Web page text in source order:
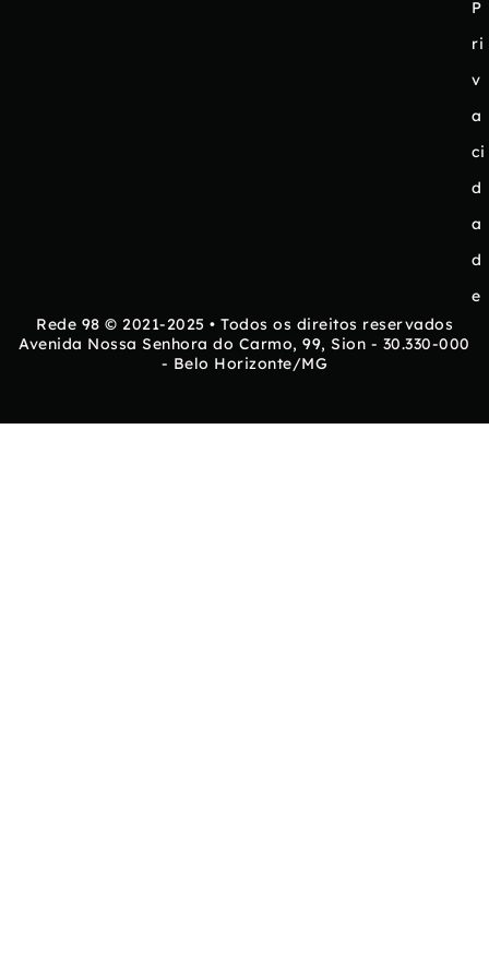
P
ri
v
a
ci
d
a
d
e
Rede 98 © 2021-2025 • Todos os direitos reservados
Avenida Nossa Senhora do Carmo, 99, Sion - 30.330-000
- Belo Horizonte/MG